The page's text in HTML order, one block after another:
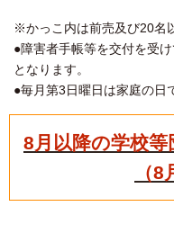
※かっこ内は前売及び20名
●障害者手帳等を交付を受
となります。
●毎月第3日曜日は家庭の日
8月以降の学校
（8